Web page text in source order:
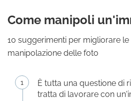
Come manipoli
10 suggerimenti per migliorare
manipolazione delle foto
È tutta una questione di
tratta di lavorare con